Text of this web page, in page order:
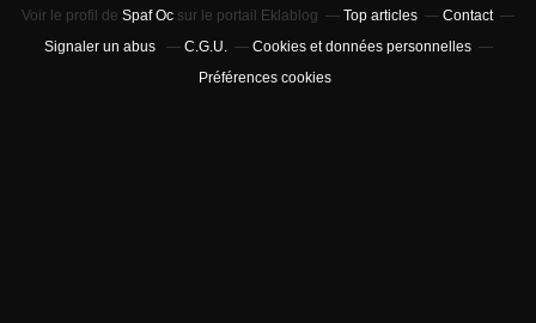
Voir le profil de Spaf Oc sur le portail Eklablog Top articles
Contact
Signaler un abus
C.G.U.
Cookies et données personnelles
Préférences cookies